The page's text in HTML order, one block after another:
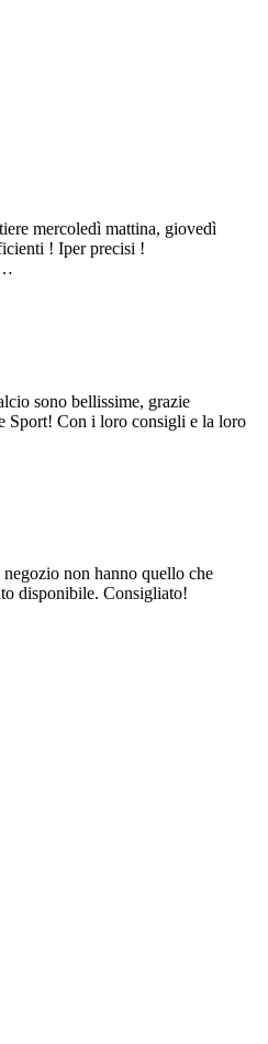
mercoledì mattina, giovedì
! Iper precisi !
sono bellissime, grazie
Sport! Con i loro consigli e la loro
non hanno quello che
disponibile. Consigliato!